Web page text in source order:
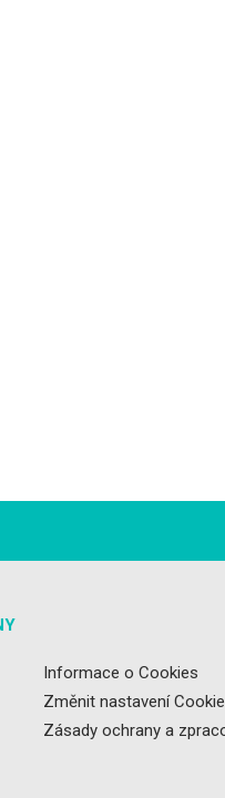
Informace o Cookies
Změnit nastavení
Zásady ochrany a